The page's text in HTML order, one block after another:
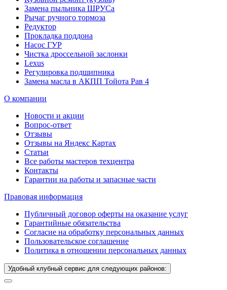
Замена пыльника ШРУСа
Рычаг ручного тормоза
Редуктор
Прокладка поддона
Насос ГУР
Чистка дроссельной заслонки
Lexus
Регулировка подшипника
Замена масла в АКПП Тойота Рав 4
О компании
Новости и акции
Вопрос-ответ
Отзывы
Отзывы на Яндекс Картах
Статьи
Все работы мастеров техцентра
Контакты
Гарантии на работы и запасные части
Правовая информация
Публичный договор оферты на оказание услуг
Гарантийные обязательства
Согласие на обработку персональных данных
Пользовательское соглашение
Политика в отношении персональных данных
Удобный клубный сервис для следующих районов: